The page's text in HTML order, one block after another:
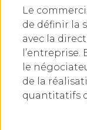
Le
de définir la
avec la
le
de la
quantitatifs